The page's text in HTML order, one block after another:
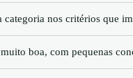
categoria nos critérios que
boa, com pequenas